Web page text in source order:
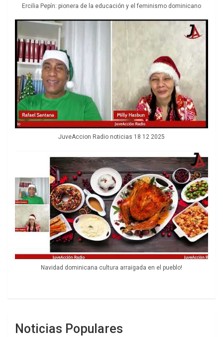
Ercilia Pepín: pionera de la educación y el feminismo dominicano
JuveAccion Radio noticias 18 12 2025
Navidad dominicana cultura arraigada en el pueblo!
Noticias Populares